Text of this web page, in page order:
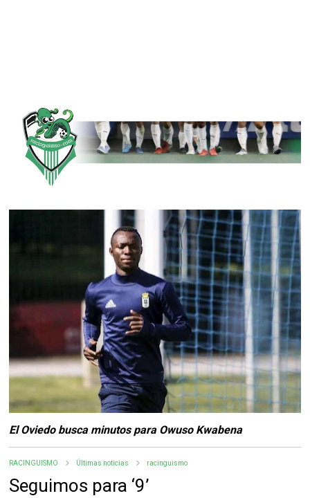
El Oviedo busca minutos para Owuso Kwabena
RACINGUISMO Últimas noticias racinguismo
Seguimos para ‘9’